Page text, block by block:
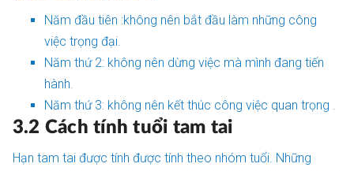
Năm đầu tiên :không nên bắt đầu làm những công
việc trọng đại.
Năm thứ 2: không nên dừng việc mà mình đang tiến
hành.
Năm thứ 3: không nên kết thúc công việc quan trọng .
3.2 Cách tính tuổi tam tai
Hạn tam tai được tính được tính theo nhóm tuổi. Những